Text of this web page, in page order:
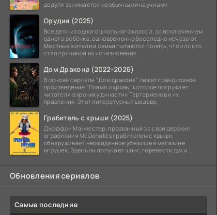
дедуля занимается необычными научными
Орудия (2025)
Все дети из одного школьного класса, за исключением
одного ребёнка, одновременно бесследно исчезают.
Местные жители и семьи пытаются понять, что или кто
стал причиной их исчезновения.
Дом Дракона (2022-2026)
В основе сериала "Дом дракона" лежит грандиозное
произведение "Пламя и кровь", которое погружает
читателя в хронику династии Таргариенов и их
правления. Этот литературный шедевр,
Грабитель с крыши (2025)
Джеффри Манчестер, прозванный за свои дерзкие
ограбления McDonald s грабителем с крыши,
обнаруживает неожиданное убежище в магазине
игрушек. Здесь он получает шанс перевести дух и
Обновления сериалов
Самые последние